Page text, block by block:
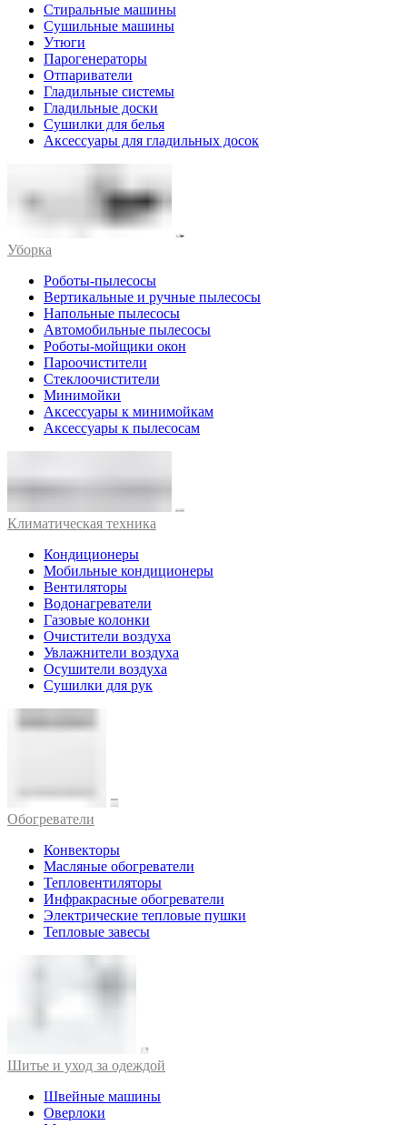
Стиральные машины
Сушильные машины
Утюги
Парогенераторы
Отпариватели
Гладильные системы
Гладильные доски
Сушилки для белья
Аксессуары для гладильных досок
Уборка
Роботы-пылесосы
Вертикальные и ручные пылесосы
Напольные пылесосы
Автомобильные пылесосы
Роботы-мойщики окон
Пароочистители
Стеклоочистители
Минимойки
Аксессуары к минимойкам
Аксессуары к пылесосам
Климатическая техника
Кондиционеры
Мобильные кондиционеры
Вентиляторы
Водонагреватели
Газовые колонки
Очистители воздуха
Увлажнители воздуха
Осушители воздуха
Сушилки для рук
Обогреватели
Конвекторы
Масляные обогреватели
Тепловентиляторы
Инфракрасные обогреватели
Электрические тепловые пушки
Тепловые завесы
Шитье и уход за одеждой
Швейные машины
Оверлоки